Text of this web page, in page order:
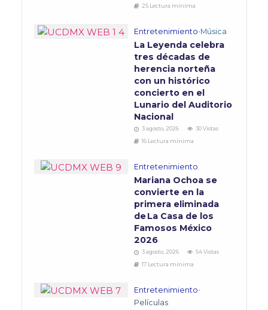
25 Lectura mínima
Entretenimiento•Música
La Leyenda celebra
tres décadas de
herencia norteña
con un histórico
concierto en el
Lunario del Auditorio
Nacional
3 agosto, 2026
30 Vistas
16 Lectura mínima
Entretenimiento
Mariana Ochoa se
convierte en la
primera eliminada
de La Casa de los
Famosos México
2026
3 agosto, 2026
54 Vistas
17 Lectura mínima
Entretenimiento•
Películas